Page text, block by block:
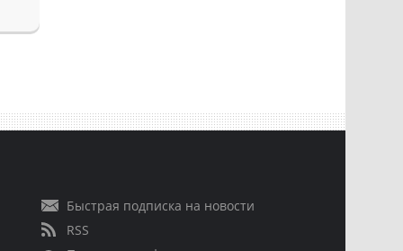
Быстрая подписка на новости
RSS